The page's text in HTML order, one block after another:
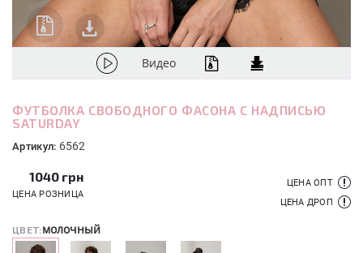
Видео
ФУТБОЛКА СВОБОДНОГО ФАСОНА С НАДПИСЬЮ
SATURDAY
Артикул: 6562
1040 грн
ЦЕНА РОЗНИЦА
ЦЕНА ОПТ
ЦЕНА ДРОП
ЦВЕТ:молочный